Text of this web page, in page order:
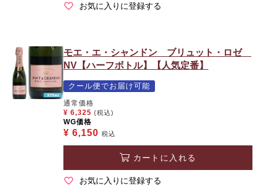
お気に入りに登録する
モエ・エ・シャンドン ブリュット・ロゼ
NV【ハーフボトル】【人気定番】
クール便でお届け可能
通常価格
¥ 6,325 (税込)
WG価格
¥ 6,150 税込
カートに入れる
お気に入りに登録する